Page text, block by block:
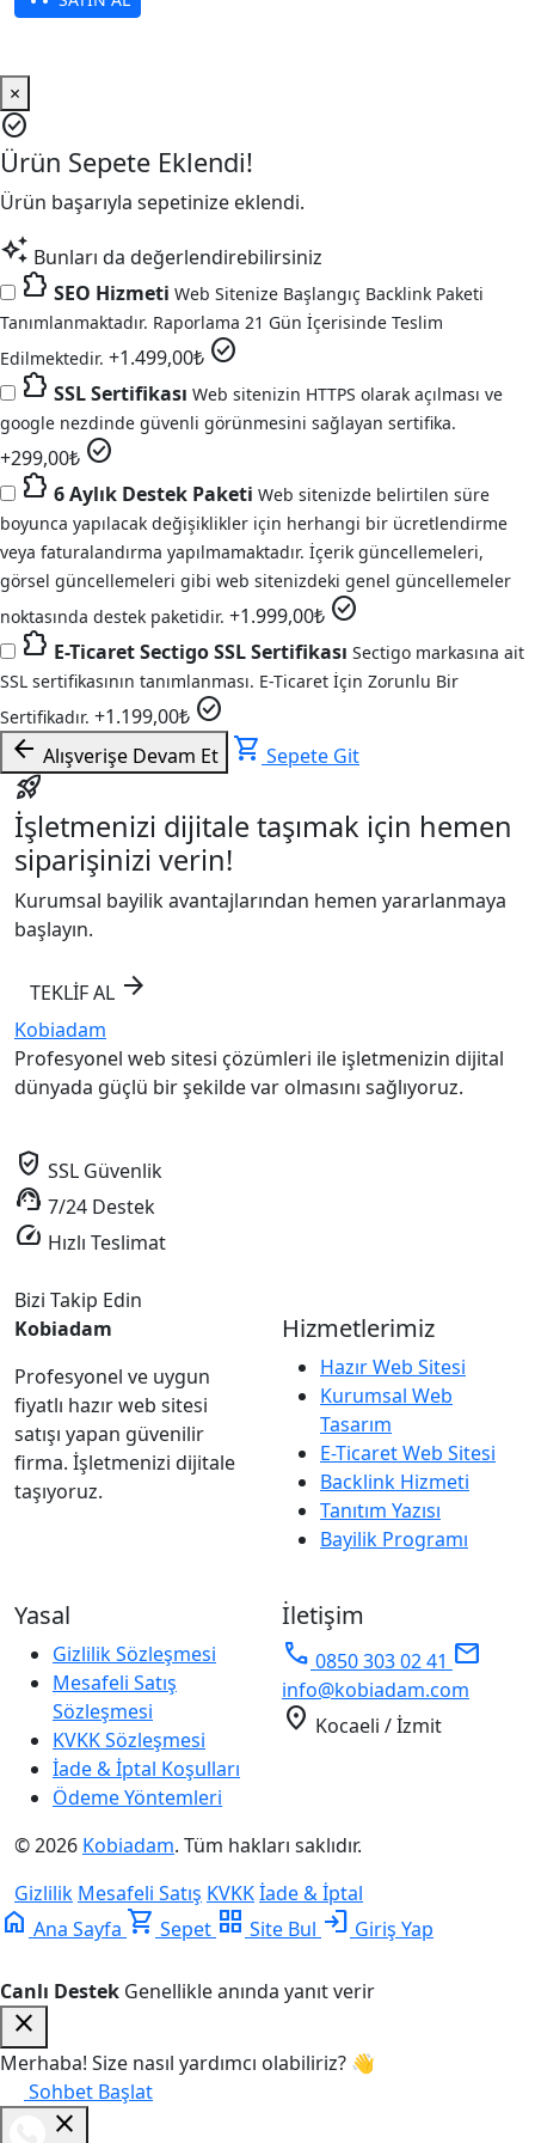
×
check_circle
Ürün Sepete Eklendi!
Ürün başarıyla sepetinize eklendi.
auto_awesome Bunları da değerlendirebilirsiniz
extension SEO Hizmeti Web Sitenize Başlangıç Backlink Paketi
Tanımlanmaktadır. Raporlama 21 Gün İçerisinde Teslim
Edilmektedir. +1.499,00₺ check_circle
extension SSL Sertifikası Web sitenizin HTTPS olarak açılması ve
google nezdinde güvenli görünmesini sağlayan sertifika.
+299,00₺ check_circle
extension 6 Aylık Destek Paketi Web sitenizde belirtilen süre
boyunca yapılacak değişiklikler için herhangi bir ücretlendirme
veya faturalandırma yapılmamaktadır. İçerik güncellemeleri,
görsel güncellemeleri gibi web sitenizdeki genel güncellemeler
noktasında destek paketidir. +1.999,00₺ check_circle
extension E-Ticaret Sectigo SSL Sertifikası Sectigo markasına ait
SSL sertifikasının tanımlanması. E-Ticaret İçin Zorunlu Bir
Sertifikadır. +1.199,00₺ check_circle
arrow_back Alışverişe Devam Et shopping_cart Sepete Git
rocket_launch
İşletmenizi dijitale taşımak için hemen
siparişinizi verin!
Kurumsal bayilik avantajlarından hemen yararlanmaya
başlayın.
TEKLİF AL arrow_forward
Kobiadam
Profesyonel web sitesi çözümleri ile işletmenizin dijital
dünyada güçlü bir şekilde var olmasını sağlıyoruz.
verified_user SSL Güvenlik
support_agent 7/24 Destek
speed Hızlı Teslimat
Bizi Takip Edin
Kobiadam
Profesyonel ve uygun
fiyatlı hazır web sitesi
satışı yapan güvenilir
firma. İşletmenizi dijitale
taşıyoruz.
Hizmetlerimiz
Hazır Web Sitesi
Kurumsal Web
Tasarım
E-Ticaret Web Sitesi
Backlink Hizmeti
Tanıtım Yazısı
Bayilik Programı
Yasal
Gizlilik Sözleşmesi
Mesafeli Satış
Sözleşmesi
KVKK Sözleşmesi
İade & İptal Koşulları
Ödeme Yöntemleri
İletişim
phone 0850 303 02 41 mail
info@kobiadam.com
location_on Kocaeli / İzmit
© 2026 Kobiadam. Tüm hakları saklıdır.
Gizlilik Mesafeli Satış KVKKİade & İptal
home Ana Sayfa shopping_cart Sepet grid_view Site Bul login Giriş Yap
Canlı Destek Genellikle anında yanıt verir
close
Merhaba! Size nasıl yardımcı olabiliriz? 👋
Sohbet Başlat
close